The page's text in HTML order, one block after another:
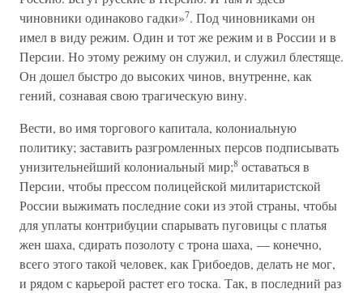
чиновники одинаково гадки»7. Под чиновниками он
имел в виду режим. Один и тот же режим и в России и в
Персии. Но этому режиму он служил, и служил блестяще.
Он дошел быстро до высоких чинов, внутренне, как
гений, сознавая свою трагическую вину.
Вести, во имя торгового капитала, колониальную
политику; заставить разгромленных персов подписывать
унизительнейший колониальный мир;8 оставаться в
Персии, чтобы прессом полицейской милитаристской
России выжимать последние соки из этой страны, чтобы
для уплаты контрибуции спарывать пуговицы с платья
жен шаха, сдирать позолоту с трона шаха, — конечно,
всего этого такой человек, как Грибоедов, делать не мог,
и рядом с карьерой растет его тоска. Так, в последний раз